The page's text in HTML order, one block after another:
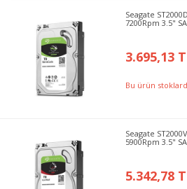
Seagate
7200Rpm 3.5"
3.695,13
Bu ürün
Seagate
5900Rpm 3.5"
5.342,78